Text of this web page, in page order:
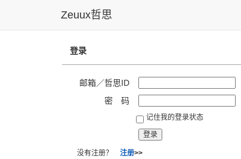
Zeuux哲思
登录
邮箱／哲思ID
密 码
记住我的登录状态
没有注册？ 注册>>